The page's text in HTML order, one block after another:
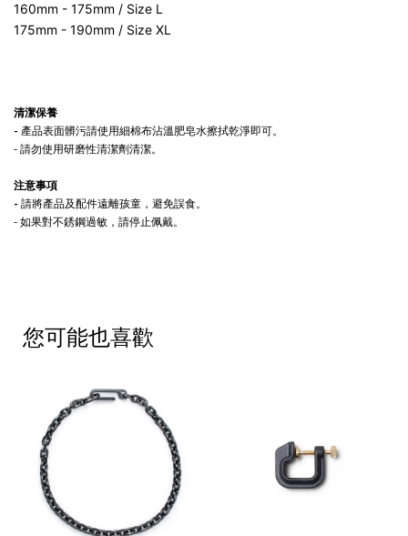
160mm - 175mm / Size L
175mm - 190mm / Size XL
清潔保養
- 產品表面髒污請使用細棉布沾溫肥皂水擦拭乾淨即可。
- 請勿使用研磨性清潔劑清潔。
注意事項
- 請將產品及配件遠離孩童，避免誤食。
- 如果對不銹鋼過敏，請停止佩戴。
您可能也喜歡